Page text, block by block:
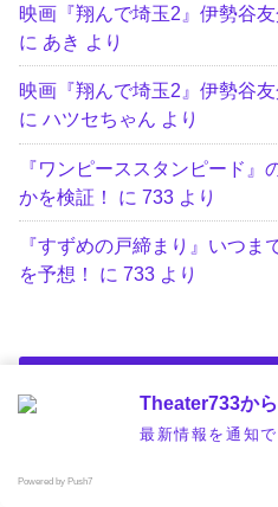
映画『翔んで埼玉2』伊勢谷
に あき より
映画『翔んで埼玉2』伊勢谷
にハツセちゃん より
『ワンピーススタンピード
かを検証！
に733 より
『すずめの戸締まり』いつま
を予想！
に733 より
Theater733か
最新情報を通知
Powered by Push7